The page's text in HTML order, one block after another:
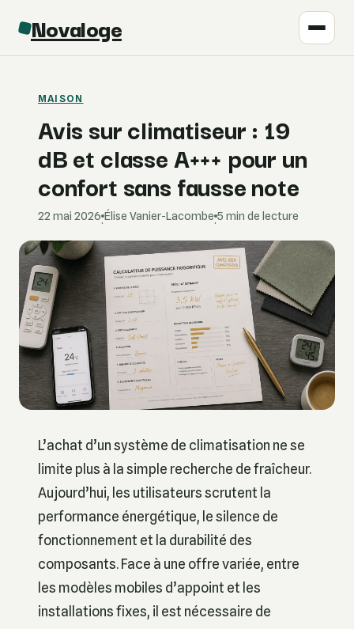
Novaloge
MAISON
Avis sur climatiseur : 19
dB et classe A+++ pour un
confort sans fausse note
22 mai 2026
·
Élise Vanier-Lacombe
·
5 min de lecture
L’achat d’un système de climatisation ne se
limite plus à la simple recherche de fraîcheur.
Aujourd’hui, les utilisateurs scrutent la
performance énergétique, le silence de
fonctionnement et la durabilité des
composants. Face à une offre variée, entre
les modèles mobiles d’appoint et les
installations fixes, il est nécessaire de